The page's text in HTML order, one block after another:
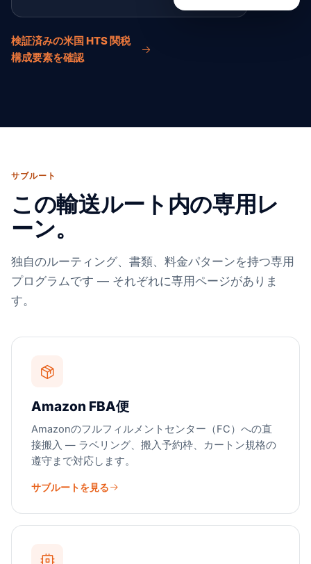
検証済みの米国 HTS 関税
構成要素を確認
サブルート
この輸送ルート内の専用レ
ーン。
独自のルーティング、書類、料金パターンを持つ専用
プログラムです — それぞれに専用ページがありま
す。
Amazon FBA便
Amazonのフルフィルメントセンター（FC）への直
接搬入 — ラベリング、搬入予約枠、カートン規格の
遵守まで対応します。
サブルートを見る